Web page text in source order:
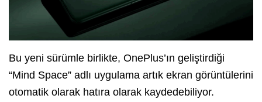
Bu yeni sürümle birlikte, OnePlus’ın geliştirdiği
“Mind Space” adlı uygulama artık ekran görüntülerini
otomatik olarak hatıra olarak kaydedebiliyor.